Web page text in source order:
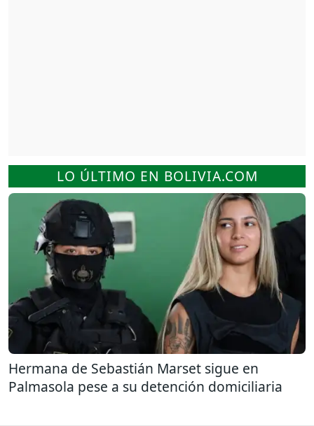
LO ÚLTIMO EN BOLIVIA.COM
Hermana de Sebastián Marset sigue en
Palmasola pese a su detención domiciliaria